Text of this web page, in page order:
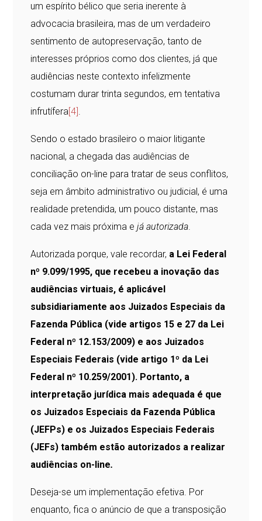
um espírito bélico que seria inerente à
advocacia brasileira, mas de um verdadeiro
sentimento de autopreservação, tanto de
interesses próprios como dos clientes, já que
audiências neste contexto infelizmente
costumam durar trinta segundos, em tentativa
infrutífera [4] .
Sendo o estado brasileiro o maior litigante
nacional, a chegada das audiências de
conciliação on-line para tratar de seus conflitos,
seja em âmbito administrativo ou judicial, é uma
realidade pretendida, um pouco distante, mas
cada vez mais próxima ejá autorizada.
Autorizada porque, vale recordar, a Lei Federal
nº 9.099/1995, que recebeu a inovação das
audiências virtuais, é aplicável
subsidiariamente aos Juizados Especiais da
Fazenda Pública (vide artigos 15 e 27 da Lei
Federal nº 12.153/2009) e aos Juizados
Especiais Federais (vide artigo 1º da Lei
Federal nº 10.259/2001). Portanto, a
interpretação jurídica mais adequada é que
os Juizados Especiais da Fazenda Pública
(JEFPs) e os Juizados Especiais Federais
(JEFs) também estão autorizados a realizar
audiências on-line.
Deseja-se um implementação efetiva. Por
enquanto, fica o anúncio de que a transposição